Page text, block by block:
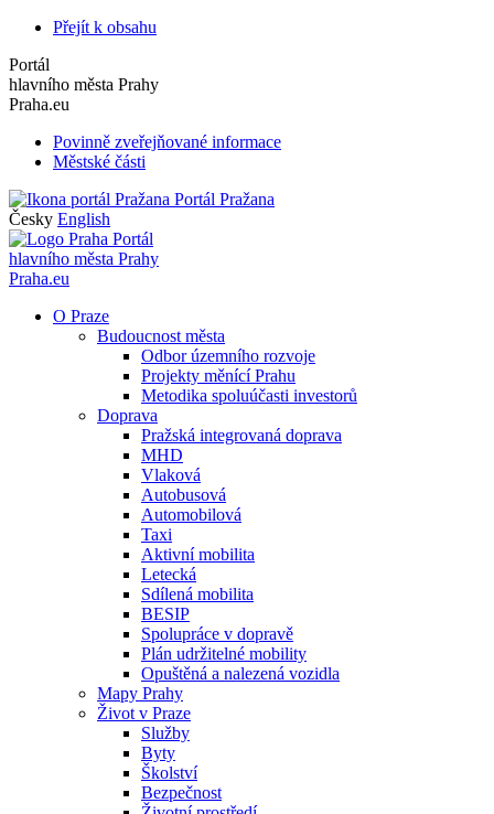
Přejít k obsahu
Portál
hlavního města Prahy
Praha.eu
Povinně zveřejňované informace
Městské části
Portál Pražana
Česky English
Portál
hlavního města Prahy
Praha.eu
O Praze
Budoucnost města
Odbor územního rozvoje
Projekty měnící Prahu
Metodika spoluúčasti investorů
Doprava
Pražská integrovaná doprava
MHD
Vlaková
Autobusová
Automobilová
Taxi
Aktivní mobilita
Letecká
Sdílená mobilita
BESIP
Spolupráce v dopravě
Plán udržitelné mobility
Opuštěná a nalezená vozidla
Mapy Prahy
Život v Praze
Služby
Byty
Školství
Bezpečnost